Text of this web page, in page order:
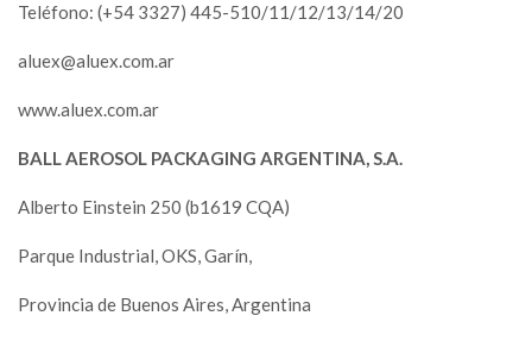
Teléfono: (+54 3327) 445-510/11/12/13/14/20
aluex@aluex.com.ar
www.aluex.com.ar
BALL AEROSOL PACKAGING ARGENTINA, S.A.
Alberto Einstein 250 (b1619 CQA)
Parque Industrial, OKS, Garín,
Provincia de Buenos Aires, Argentina